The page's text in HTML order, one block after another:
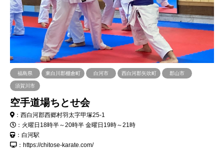
福島県 東白川郡棚倉町 白河市 西白河郡矢吹町 郡山市
須賀川市
空手道場ちとせ会
：西白河郡西郷村羽太字甲塚25-1
：火曜日18時半～20時半 金曜日19時～21時
：白河駅
：https://chitose-karate.com/